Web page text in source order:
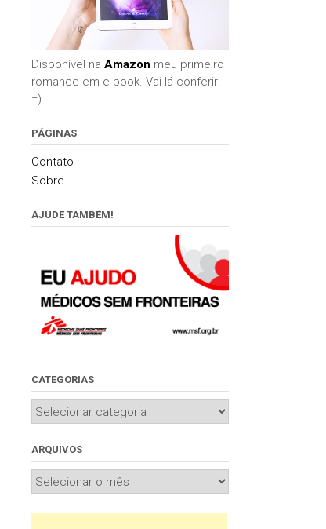
Disponível na Amazon meu primeiro
romance em e-book. Vai lá conferir!
=)
PÁGINAS
Contato
Sobre
AJUDE TAMBÉM!
CATEGORIAS
Categorias
ARQUIVOS
Arquivos